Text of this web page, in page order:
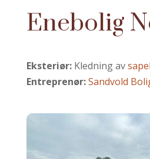
Enebolig
Eksteriør: Kledning av
Entreprenør:Sandvold